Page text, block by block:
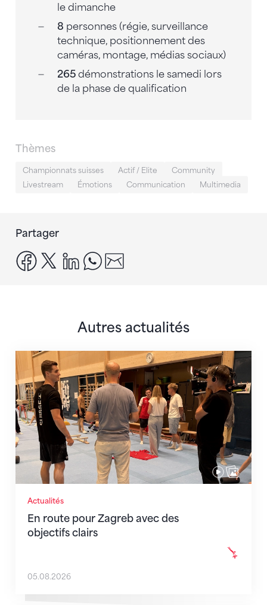
le dimanche
8 personnes (régie, surveillance
technique, positionnement des
caméras, montage, médias sociaux)
265démonstrations le samedi lors
de la phase de qualification
Thèmes
Championnats suisses Actif / Elite
Community
Livestream
Émotions Communication Multimedia
Partager
facebook
x linkedinwhatsapp
Autres actualités
Actualités
En route pour Zagreb avec des
objectifs clairs
En route pour Zagreb avec des objectifs clairs
05.08.2026